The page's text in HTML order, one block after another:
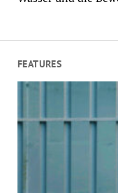
FEATURES